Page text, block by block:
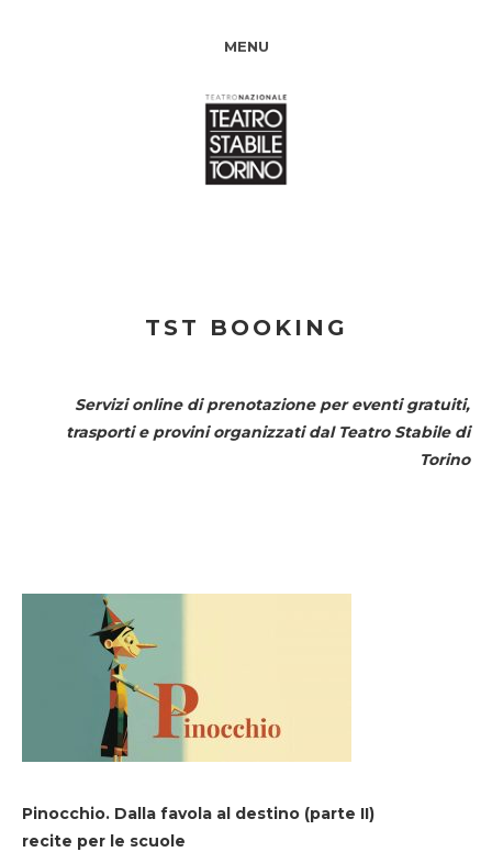
MENU
TST BOOKING
Servizi online di prenotazione per eventi gratuiti,
trasporti e provini organizzati dal Teatro Stabile di
Torino
Pinocchio. Dalla favola al destino (parte II)
recite per le scuole